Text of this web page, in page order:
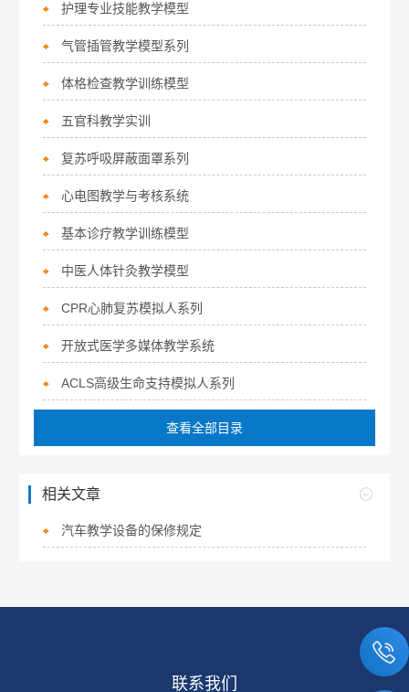
护理专业技能教学模型
气管插管教学模型系列
体格检查教学训练模型
五官科教学实训
复苏呼吸屏蔽面罩系列
心电图教学与考核系统
基本诊疗教学训练模型
中医人体针灸教学模型
CPR心肺复苏模拟人系列
开放式医学多媒体教学系统
ACLS高级生命支持模拟人系列
查看全部目录
相关文章
汽车教学设备的保修规定
联系我们